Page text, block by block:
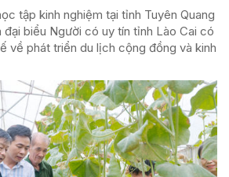
tập kinh nghiệm tại tỉnh Tuyên Quang
biểu Người có uy tín tỉnh Lào Cai có
về phát triển du lịch cộng đồng và kinh